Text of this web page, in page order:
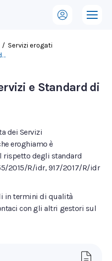
Servizi erogati
e Standard di
dei Servizi
eroghiamo è
rispetto degli standard
2015/R/idr, 917/2017/R/idr
in termini di qualità
con gli altri gestori sul